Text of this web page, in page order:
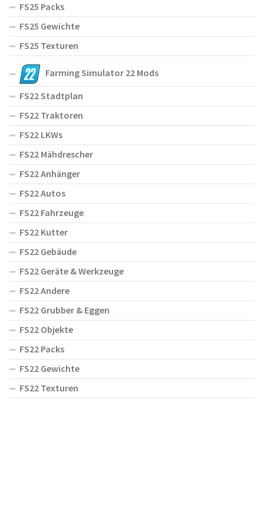
FS25 Packs
FS25 Gewichte
FS25 Texturen
Farming Simulator 22 Mods
FS22 Stadtplan
FS22 Traktoren
FS22 LKWs
FS22 Mähdrescher
FS22 Anhänger
FS22 Autos
FS22 Fahrzeuge
FS22 Kutter
FS22 Gebäude
FS22 Geräte & Werkzeuge
FS22 Andere
FS22 Grubber & Eggen
FS22 Objekte
FS22 Packs
FS22 Gewichte
FS22 Texturen